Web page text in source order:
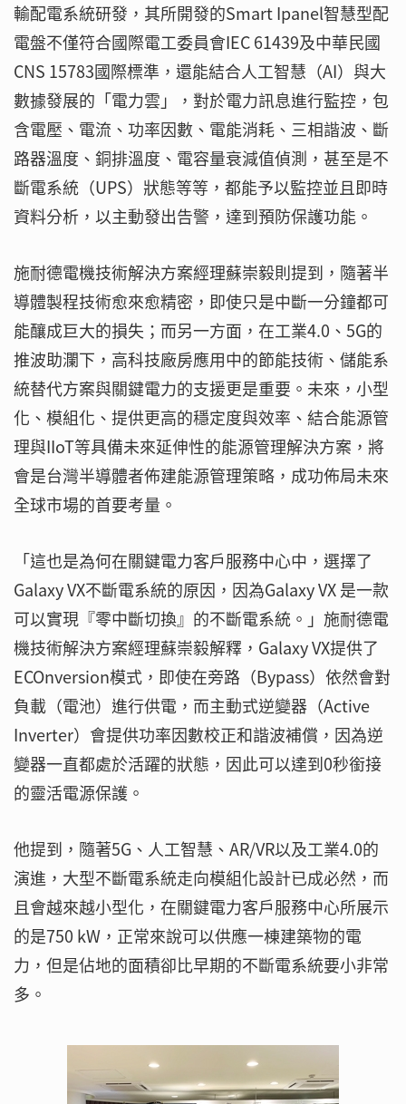
輸配電系統研發，其所開發的Smart Ipanel智慧型配
電盤不僅符合國際電工委員會IEC 61439及中華民國
CNS 15783國際標準，還能結合人工智慧（AI）與大
數據發展的「電力雲」，對於電力訊息進行監控，包
含電壓、電流、功率因數、電能消耗、三相諧波、斷
路器溫度、銅排溫度、電容量衰減值偵測，甚至是不
斷電系統（UPS）狀態等等，都能予以監控並且即時
資料分析，以主動發出告警，達到預防保護功能。
施耐德電機技術解決方案經理蘇崇毅則提到，隨著半
導體製程技術愈來愈精密，即使只是中斷一分鐘都可
能釀成巨大的損失；而另一方面，在工業4.0、5G的
推波助瀾下，高科技廠房應用中的節能技術、儲能系
統替代方案與關鍵電力的支援更是重要。未來，小型
化、模組化、提供更高的穩定度與效率、結合能源管
理與IIoT等具備未來延伸性的能源管理解決方案，將
會是台灣半導體者佈建能源管理策略，成功佈局未來
全球市場的首要考量。
「這也是為何在關鍵電力客戶服務中心中，選擇了
Galaxy VX不斷電系統的原因，因為Galaxy VX 是一款
可以實現『零中斷切換』的不斷電系統。」施耐德電
機技術解決方案經理蘇崇毅解釋，Galaxy VX提供了
ECOnversion模式，即使在旁路（Bypass）依然會對
負載（電池）進行供電，而主動式逆變器（Active
Inverter）會提供功率因數校正和諧波補償，因為逆
變器一直都處於活躍的狀態，因此可以達到0秒銜接
的靈活電源保護。
他提到，隨著5G、人工智慧、AR/VR以及工業4.0的
演進，大型不斷電系統走向模組化設計已成必然，而
且會越來越小型化，在關鍵電力客戶服務中心所展示
的是750 kW，正常來說可以供應一棟建築物的電
力，但是佔地的面積卻比早期的不斷電系統要小非常
多。